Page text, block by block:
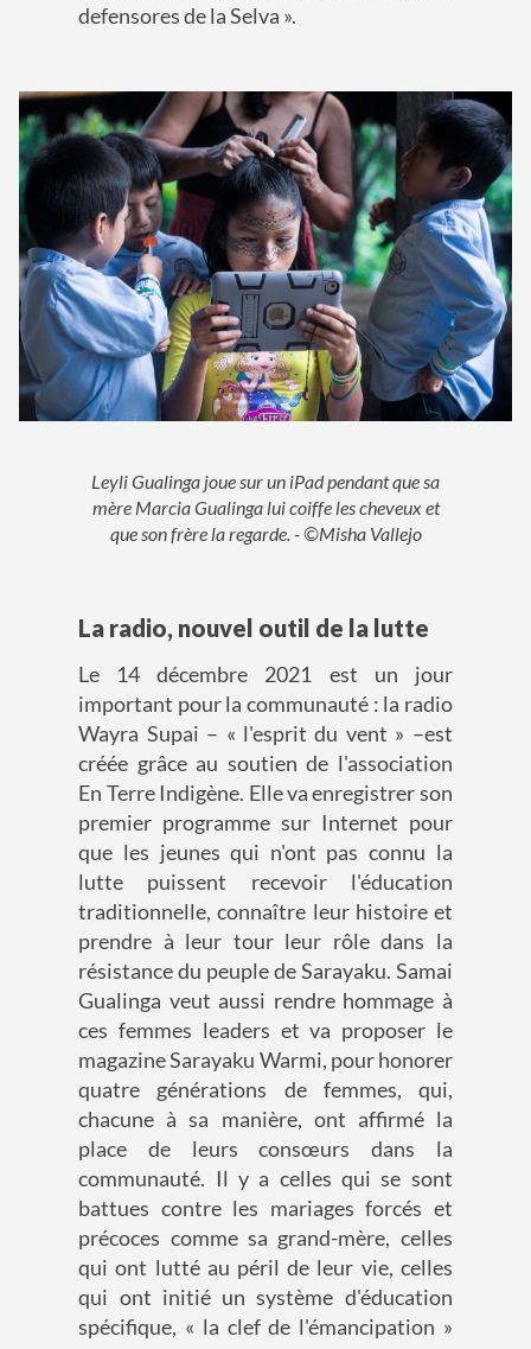
defensores de la Selva ».
Leyli Gualinga joue sur un iPad pendant que sa
mère Marcia Gualinga lui coiffe les cheveux et
que son frère la regarde. - ©Misha Vallejo
La radio, nouvel outil de la lutte
Le 14 décembre 2021 est un jour
important pour la communauté : la radio
Wayra Supai – « l'esprit du vent » –est
créée grâce au soutien de l'association
En Terre Indigène. Elle va enregistrer son
premier programme sur Internet pour
que les jeunes qui n'ont pas connu la
lutte puissent recevoir l'éducation
traditionnelle, connaître leur histoire et
prendre à leur tour leur rôle dans la
résistance du peuple de Sarayaku. Samai
Gualinga veut aussi rendre hommage à
ces femmes leaders et va proposer le
magazine Sarayaku Warmi, pour honorer
quatre générations de femmes, qui,
chacune à sa manière, ont affirmé la
place de leurs consœurs dans la
communauté. Il y a celles qui se sont
battues contre les mariages forcés et
précoces comme sa grand-mère, celles
qui ont lutté au péril de leur vie, celles
qui ont initié un système d'éducation
spécifique, « la clef de l'émancipation »